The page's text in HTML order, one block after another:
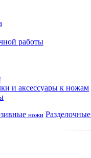
работы
и аксессуары к ножам
ножи Разделочные